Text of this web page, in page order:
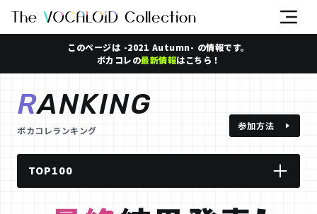
このページは -2021 Autumn- の情報です。
ボカコレの最新情報はこちら！
RANKING
ボカコレランキング
TOP100
ルーキー
参加方法